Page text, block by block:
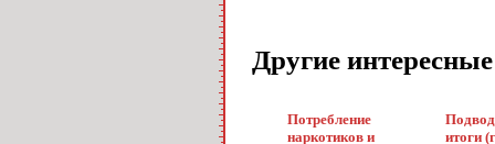
Другие
Потребление
наркотиков и
итоги